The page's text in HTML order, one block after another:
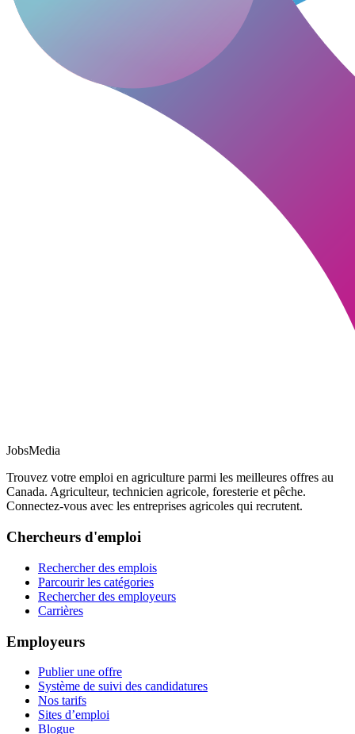
JobsMedia
Trouvez votre emploi en agriculture parmi les meilleures offres au
Canada. Agriculteur, technicien agricole, foresterie et pêche.
Connectez-vous avec les entreprises agricoles qui recrutent.
Chercheurs d'emploi
Rechercher des emplois
Parcourir les catégories
Rechercher des employeurs
Carrières
Employeurs
Publier une offre
Système de suivi des candidatures
Nos tarifs
Sites d’emploi
Blogue